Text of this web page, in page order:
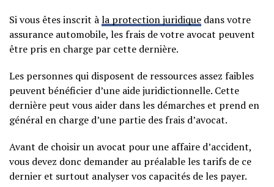
Si vous êtes inscrit àla protection juridique dans votre
assurance automobile, les frais de votre avocat peuvent
être pris en charge par cette dernière.
Les personnes qui disposent de ressources assez faibles
peuvent bénéficier d’une aide juridictionnelle. Cette
dernière peut vous aider dans les démarches et prend en
général en charge d’une partie des frais d’avocat.
Avant de choisir un avocat pour une affaire d’accident,
vous devez donc demander au préalable les tarifs de ce
dernier et surtout analyser vos capacités de les payer.